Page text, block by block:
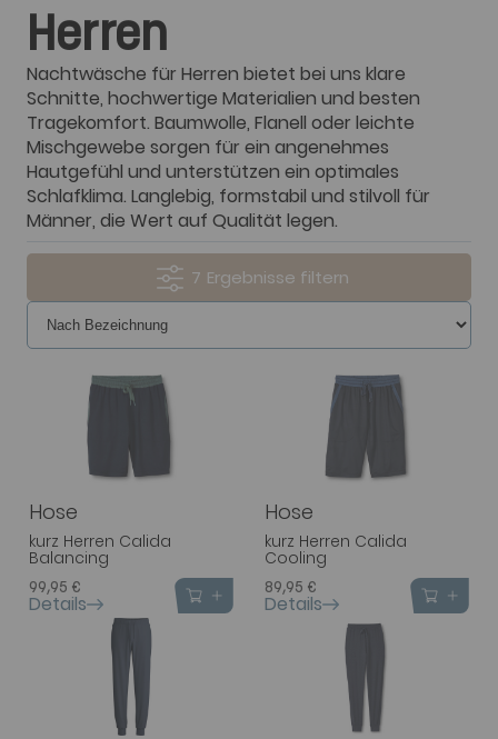
Herren
Nachtwäsche für Herren bietet bei uns klare
Schnitte, hochwertige Materialien und besten
Tragekomfort. Baumwolle, Flanell oder leichte
Mischgewebe sorgen für ein angenehmes
Hautgefühl und unterstützen ein optimales
Schlafklima. Langlebig, formstabil und stilvoll für
Männer, die Wert auf Qualität legen.
7
Hose
kurz Herren Calida
Balancing
99,95 €
Details
Hose
kurz Herren Calida
Cooling
89,95 €
Details